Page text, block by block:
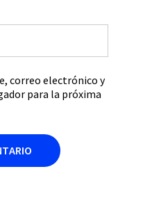
correo electrónico y
para la próxima